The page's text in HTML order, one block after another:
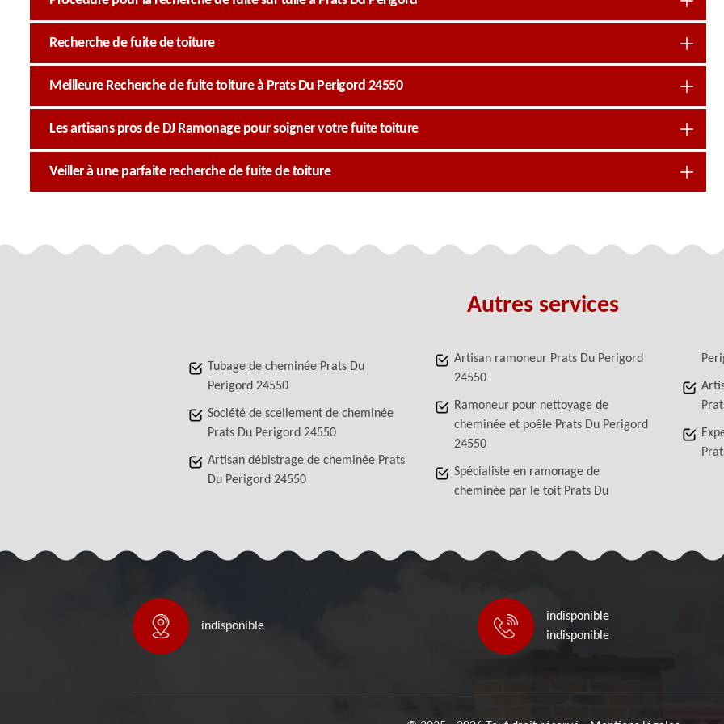
Recherche de fuite de toiture
Meilleure Recherche de fuite toiture à Prats Du Perigord 24550
Les artisans pros de DJ Ramonage pour soigner votre fuite toiture
Veiller à une parfaite recherche de fuite de toiture
Autres services
Tubage de cheminée Prats Du
Perigord 24550
Société de scellement de cheminée
Prats Du Perigord 24550
Artisan débistrage de cheminée Prats
Du Perigord 24550
Artisan ramoneur Prats Du Perigord
24550
Ramoneur pour nettoyage de
cheminée et poêle Prats Du Perigord
24550
Spécialiste en ramonage de
cheminée par le toit Prats Du
indisponible
indisponible
indisponible